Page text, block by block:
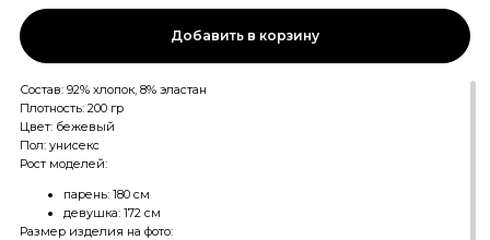
Состав: 92% хлопок, 8% эластан
Плотность: 200 гр
Цвет: бежевый
Пол: унисекс
Рост моделей:
парень: 180 см
девушка: 172 см
Размер изделия на фото:
Добавить в корзину